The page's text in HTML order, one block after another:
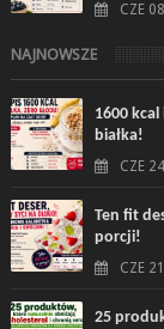
CZE
NAJNOWSZE
1600 kcal
białka!
CZE
Ten fit
porcji!
CZE
25